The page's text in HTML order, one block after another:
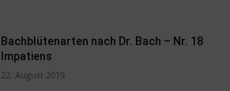
Bachblütenarten nach Dr. Bach – Nr. 18
Impatiens
22. August 2019